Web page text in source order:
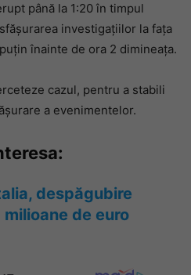
până la 1:20 în timpul
investigațiilor la fața
înainte de ora 2 dimineața.
cazul, pentru a stabili
a evenimentelor.
despăgubire
de euro